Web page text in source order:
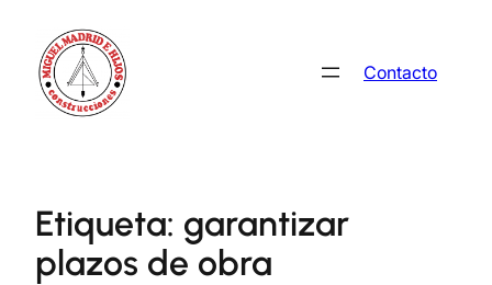
contenido
Contacto
Etiqueta: garantizar
plazos de obra